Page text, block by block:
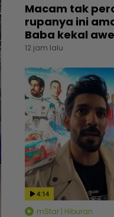
Macam tak
rupanya ini
Baba kekal
12 jam lalu
4:14
mStar | Hiburan